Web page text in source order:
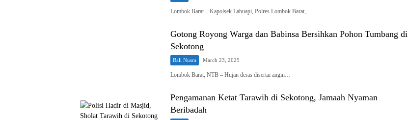
Lombok Barat – Kapolsek Labuapi, Polres Lombok Barat,…
Gotong Royong Warga dan Babinsa Bersihkan Pohon Tumbang di
Sekotong
Bali Nusra March 23, 2025
Lombok Barat, NTB – Hujan deras disertai angin…
Pengamanan Ketat Tarawih di Sekotong, Jamaah Nyaman
Beribadah